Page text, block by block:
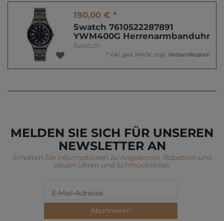
190,00 € *
Swatch 7610522287891
YWM400G Herrenarmbanduhr
Swatch
* inkl. ges. MwSt. zzgl. Versandkosten
MELDEN SIE SICH FÜR UNSEREN
NEWSLETTER AN
Erhalten Sie Informationen zu Angeboten, Rabatten und
neuen Uhren und Schmuckteilen.
Abonnieren